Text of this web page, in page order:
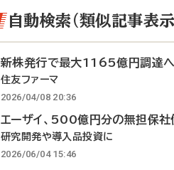
自動検索（類似記事表示
新株発行で最大1165億円調達へ
住友ファーマ
2026/04/08 20:36
エーザイ、500億円分の無担保社
研究開発や導入品投資に
2026/06/04 15:46